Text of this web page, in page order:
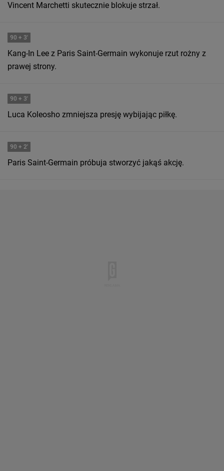
Vincent Marchetti skutecznie blokuje strzał.
90 + 3'
Kang-In Lee z Paris Saint-Germain wykonuje rzut rożny z
prawej strony.
90 + 3'
Luca Koleosho zmniejsza presję wybijając piłkę.
90 + 2'
Paris Saint-Germain próbuja stworzyć jakąś akcję.